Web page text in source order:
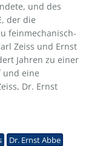
und des
der die
feinmechanisch-
Zeiss und Ernst
Jahren zu einer
und eine
Dr. Ernst
Dr. Ernst Abbe